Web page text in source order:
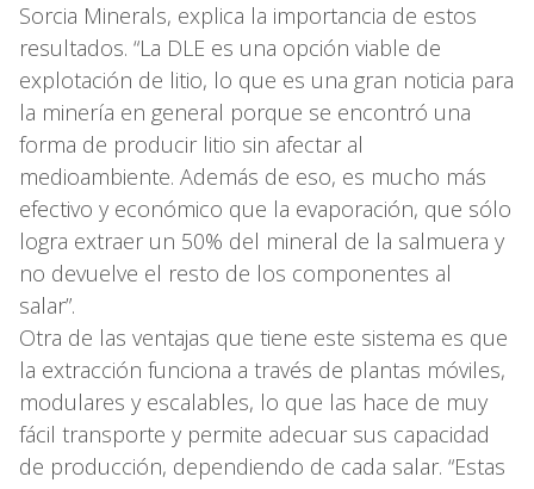
Sorcia Minerals, explica la importancia de estos
resultados. “La DLE es una opción viable de
explotación de litio, lo que es una gran noticia para
la minería en general porque se encontró una
forma de producir litio sin afectar al
medioambiente. Además de eso, es mucho más
efectivo y económico que la evaporación, que sólo
logra extraer un 50% del mineral de la salmuera y
no devuelve el resto de los componentes al
salar”.
Otra de las ventajas que tiene este sistema es que
la extracción funciona a través de plantas móviles,
modulares y escalables, lo que las hace de muy
fácil transporte y permite adecuar sus capacidad
de producción, dependiendo de cada salar. “Estas